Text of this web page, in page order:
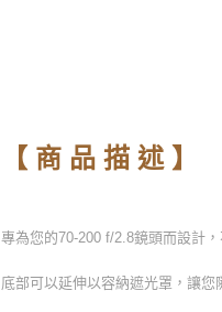
【 商 品 描 述 】
專為您的70-200 f/2.8鏡頭而設計
底部可以延伸以容納遮光罩，讓您